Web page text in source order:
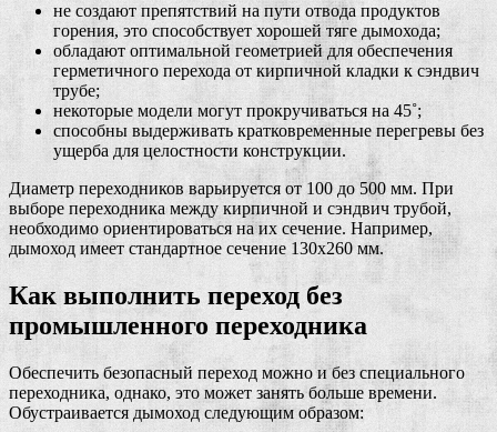
не создают препятствий на пути отвода продуктов
горения, это способствует хорошей тяге дымохода;
обладают оптимальной геометрией для обеспечения
герметичного перехода от кирпичной кладки к сэндвич
трубе;
некоторые модели могут прокручиваться на 45˚;
способны выдерживать кратковременные перегревы без
ущерба для целостности конструкции.
Диаметр переходников варьируется от 100 до 500 мм. При
выборе переходника между кирпичной и сэндвич трубой,
необходимо ориентироваться на их сечение. Например,
дымоход имеет стандартное сечение 130х260 мм.
Как выполнить переход без
промышленного переходника
Обеспечить безопасный переход можно и без специального
переходника, однако, это может занять больше времени.
Обустраивается дымоход следующим образом: